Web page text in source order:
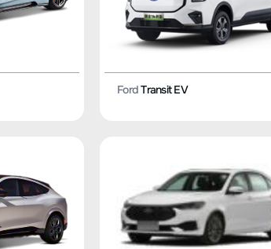
FordTransit EV